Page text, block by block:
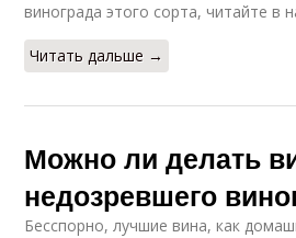
винограда этого сорта, читайте в
Читать дальше →
Можно ли делать
недозревшего
Бесспорно, лучшие вина, как